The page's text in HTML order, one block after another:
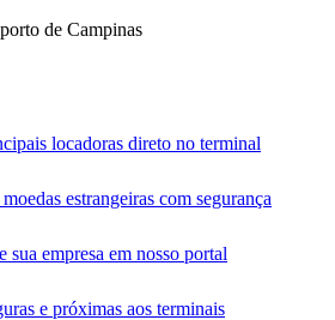
de Campinas
locadoras direto no terminal
estrangeiras com segurança
sua empresa em nosso portal
e próximas aos terminais